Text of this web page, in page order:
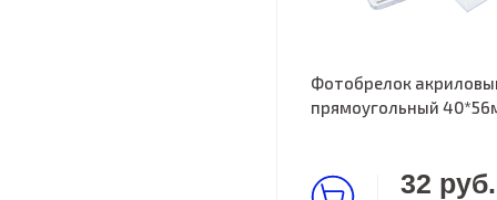
Фотобрелок
прямоугольный
32 руб.